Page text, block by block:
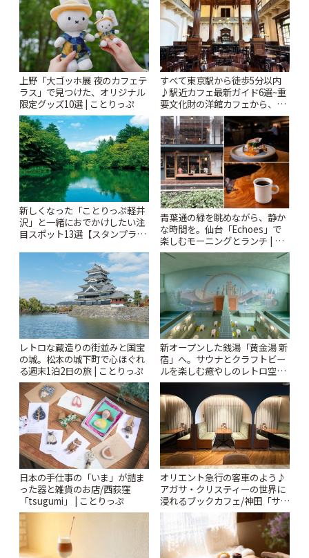
上野「大ゴッホ展 夜のカフェテ
ラス」で見つけた、オリジナル
限定グッズ10選 | ことりっぷ
すべて東京駅から徒歩5分以内
♪駅近カフェ最新ガイド6選~重
要文化財の洋館カフェから、改
札すぐのレトロ喫茶まで~ | こと
りっぷ
新しくなった「ことりっぷ軽井
沢」と一緒におでかけしたい注
目スポット13選【スタンプラリ
青葉通の緑を眺めながら、静か
な時間を。仙台「Echoes」で
楽しむモーニングとランチ | こ
とりっぷ
レトロな蔵造りの街並みと国宝
の城。松本の城下町で心ほぐれ
る週末1泊2日の旅 | ことりっぷ
新オープンした銭湯「黄金湯 新
宿」へ。サウナとクラフトビー
ルを楽しむ癒やしのレトロ空間
| ことりっぷ
日本の手仕事の「いま」が詰ま
った器と雑貨のお店/西荻窪
「tsugumi」 | ことりっぷ
オリエント急行の客車のよう♪
アガサ・クリスティーの世界に
浸れるブックカフェ/神田「サロ
ンクリスティ」 | ことりっぷ